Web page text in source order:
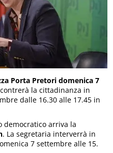
Porta Pretori domenica 7
la cittadinanza in
dalle 16.30 alle 17.45 in
democratico arriva la
. La segretaria interverrà in
7 settembre alle 15.